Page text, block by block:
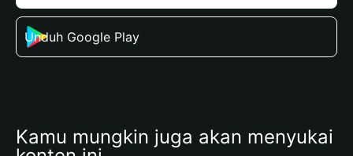
Unduh Google Play
Kamu mungkin juga akan menyukai